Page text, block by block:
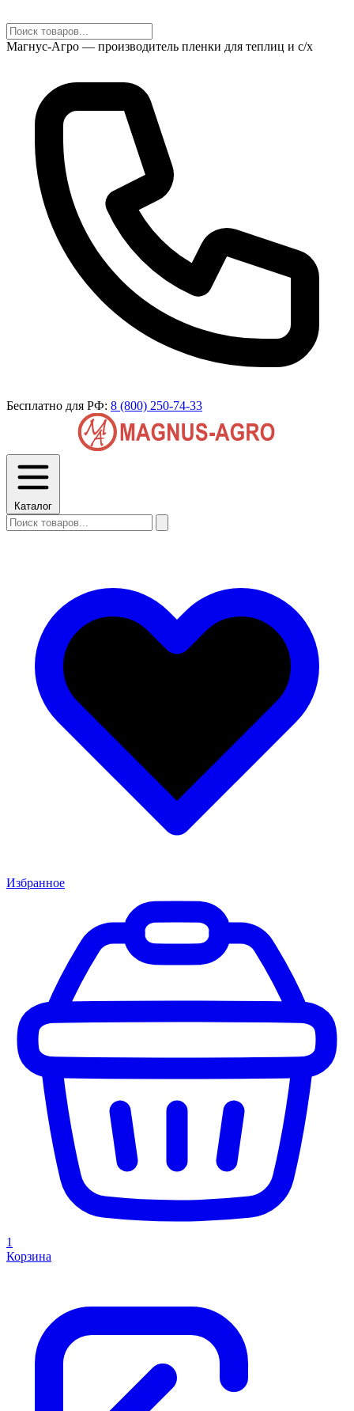
Магнус-Агро — производитель пленки для теплиц и с/х
Бесплатно для РФ: 8 (800) 250-74-33
Каталог
Избранное
1
Корзина